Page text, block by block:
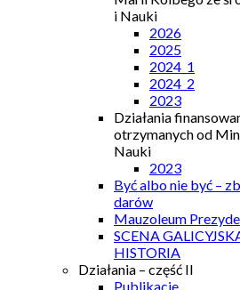
i Nauki
2026
2025
2024_1
2024_2
2023
Działania
otrzymanych od
Nauki
2023
Być albo nie być –
darów
Mauzoleum
SCENA
HISTORIA
Działania – część II
Publikacje